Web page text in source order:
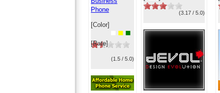
Phone
[Color]
■ ■
[Rate]
(1.5 / 5.0)
(3.17 / 5.0)